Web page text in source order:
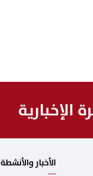
الأخبار والأنشطة